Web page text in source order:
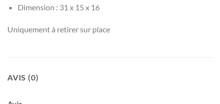
Dimension : 31 x 15 x 16
Uniquement à retirer sur place
AVIS (0)